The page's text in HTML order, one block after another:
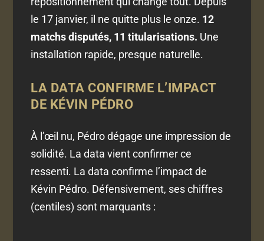
le 17 janvier, il ne quitte plus le onze. 12
matchs disputés, 11 titularisations. Une
installation rapide, presque naturelle.
LA DATA CONFIRME L’IMPACT
DE KÉVIN PÉDRO
À l’œil nu, Pédro dégage une impression de
solidité. La data vient confirmer ce
ressenti. La data confirme l’impact de
Kévin Pédro. Défensivement, ses chiffres
(centiles) sont marquants :